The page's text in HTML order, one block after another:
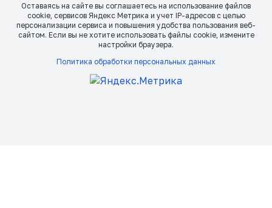
Оставаясь на сайте вы соглашаетесь на использование файлов
сookie, сервисов Яндекс Метрика и учет IP-адресов с целью
персонализации сервиса и повышения удобства пользования веб-
сайтом. Если вы не хотите использовать файлы сookie, измените
настройки браузера.
Политика обработки персональных данных